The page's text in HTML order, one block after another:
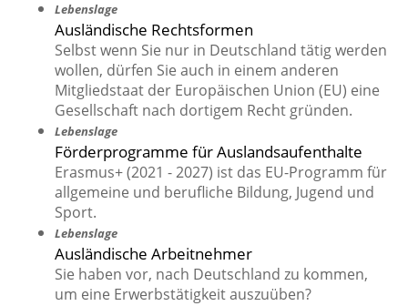
Lebenslage
Ausländische Rechtsformen
Selbst wenn Sie nur in Deutschland tätig werden
wollen, dürfen Sie auch in einem anderen
Mitgliedstaat der Europäischen Union (EU) eine
Gesellschaft nach dortigem Recht gründen.
Lebenslage
Förderprogramme für Auslandsaufenthalte
Erasmus+ (2021 - 2027) ist das EU-Programm für
allgemeine und berufliche Bildung, Jugend und
Sport.
Lebenslage
Ausländische Arbeitnehmer
Sie haben vor, nach Deutschland zu kommen,
um eine Erwerbstätigkeit auszuüben?